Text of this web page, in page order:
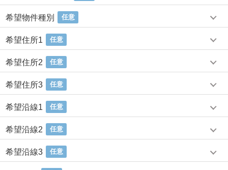
希望物件種別 任意
希望住所1 任意
希望住所2 任意
希望住所3 任意
希望沿線1 任意
希望沿線2 任意
希望沿線3 任意